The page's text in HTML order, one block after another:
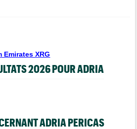
Emirates XRG
2026 POUR ADRIA
ADRIA PERICAS